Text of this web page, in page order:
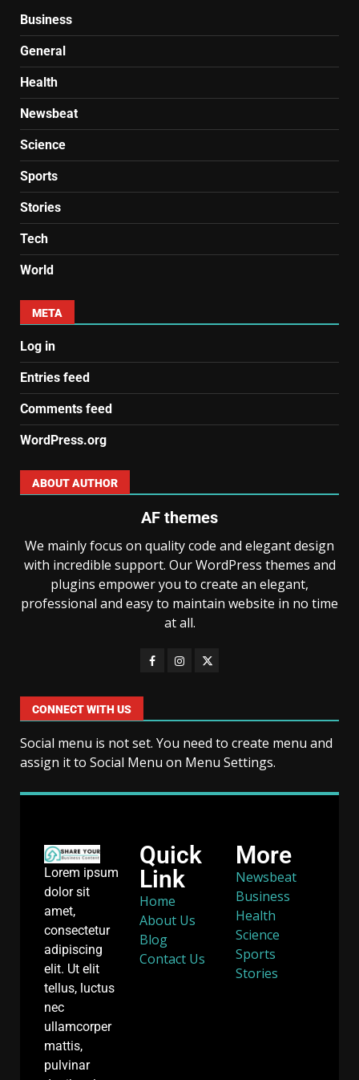
Business
General
Health
Newsbeat
Science
Sports
Stories
Tech
World
META
Log in
Entries feed
Comments feed
WordPress.org
ABOUT AUTHOR
AF themes
We mainly focus on quality code and elegant design
with incredible support. Our WordPress themes and
plugins empower you to create an elegant,
professional and easy to maintain website in no time
at all.
CONNECT WITH US
Social menu is not set. You need to create menu and
assign it to Social Menu on Menu Settings.
Lorem ipsum
dolor sit
amet,
consectetur
adipiscing
elit. Ut elit
tellus, luctus
nec
ullamcorper
mattis,
pulvinar
Quick
Link
Home
About Us
Blog
Contact Us
More
Newsbeat
Business
Health
Science
Sports
Stories